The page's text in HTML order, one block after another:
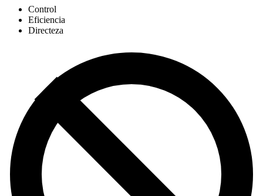
Control
Eficiencia
Directeza